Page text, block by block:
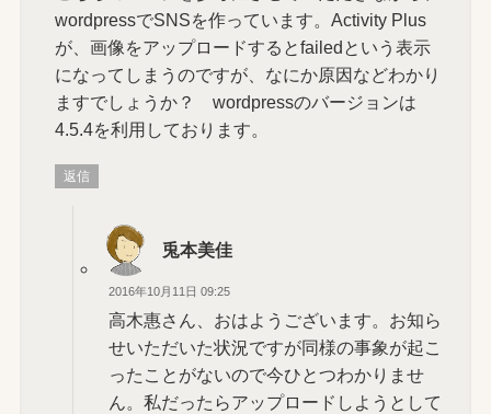
wordpressでSNSを作っています。Activity Plus
が、画像をアップロードするとfailedという表示
になってしまうのですが、なにか原因などわかり
ますでしょうか？ wordpressのバージョンは
4.5.4を利用しております。
返信
兎本美佳
2016年10月11日 09:25
高木惠さん、おはようございます。お知ら
せいただいた状況ですが同様の事象が起こ
ったことがないので今ひとつわかりませ
ん。私だったらアップロードしようとして